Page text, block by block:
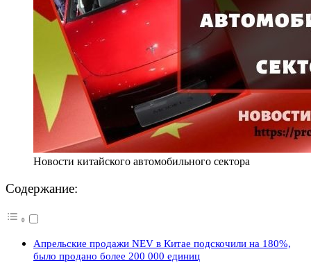
Новости китайского автомобильного сектора
Содержание:
Апрельские продажи NEV в Китае подскочили на 180%,
было продано более 200 000 единиц